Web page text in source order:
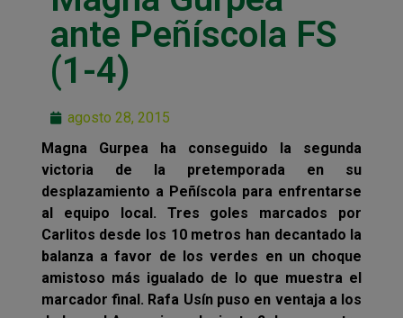
ante Peñíscola FS
(1-4)
agosto 28, 2015
Magna Gurpea ha conseguido la segunda
victoria de la pretemporada en su
desplazamiento a Peñíscola para enfrentarse
al equipo local. Tres goles marcados por
Carlitos desde los 10 metros han decantado la
balanza a favor de los verdes en un choque
amistoso más igualado de lo que muestra el
marcador final. Rafa Usín puso en ventaja a los